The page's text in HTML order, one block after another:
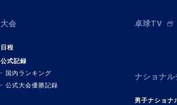
大会
日程
公式記録
国内ランキング
公式大会優勝記録
卓球TV
ナショナル
男子ナショナ